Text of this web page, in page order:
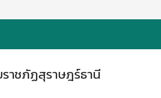
าชภัฏสุราษฎร์ธานี